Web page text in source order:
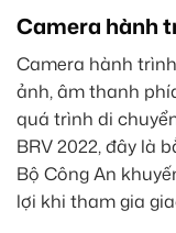
Camera hành
Camera hành
ảnh, âm thanh
quá trình di
BRV 2022, đây là
Bộ Công An
lợi khi tham gia